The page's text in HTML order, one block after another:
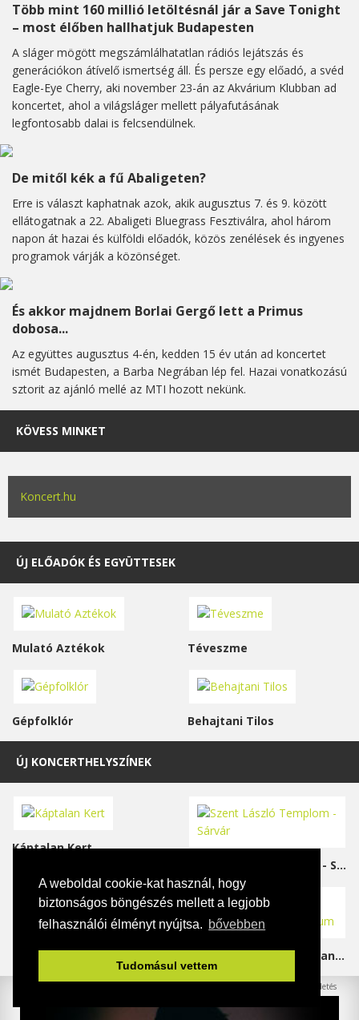
A weboldal cookie-kat használ, hogy
biztonságos böngészés mellett a legjobb
felhasználói élményt nyújtsa. bővebben
Tudomásul vettem
Több mint 160 millió letöltésnál jár a Save Tonight
– most élőben hallhatjuk Budapesten
A sláger mögött megszámlálhatatlan rádiós lejátszás és
generációkon átívelő ismertség áll. És persze egy előadó, a svéd
Eagle-Eye Cherry, aki november 23-án az Akvárium Klubban ad
koncertet, ahol a világsláger mellett pályafutásának
legfontosabb dalai is felcsendülnek.
De mitől kék a fű Abaligeten?
Erre is választ kaphatnak azok, akik augusztus 7. és 9. között
ellátogatnak a 22. Abaligeti Bluegrass Fesztiválra, ahol három
napon át hazai és külföldi előadók, közös zenélések és ingyenes
programok várják a közönséget.
És akkor majdnem Borlai Gergő lett a Primus
dobosa...
Az együttes augusztus 4-én, kedden 15 év után ad koncertet
ismét Budapesten, a Barba Negrában lép fel. Hazai vonatkozású
sztorit az ajánló mellé az MTI hozott nekünk.
KÖVESS MINKET
Koncert.hu
ÚJ ELŐADÓK ÉS EGYÜTTESEK
Mulató Aztékok Téveszme
Gépfolklór Behajtani Tilos
ÚJ KONCERTHELYSZÍNEK
Káptalan Kert
Szent László Templom - Sárvár
Református templom - Salgótarján Szolnoki Galéria - Damjanich János Múzeum